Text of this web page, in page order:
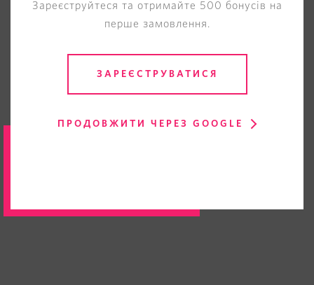
Зареєструйтеся та отримайте 500 бонусів на
перше замовлення.
ЗАРЕЄСТРУВАТИСЯ
ПРОДОВЖИТИ ЧЕРЕЗ GOOGLE